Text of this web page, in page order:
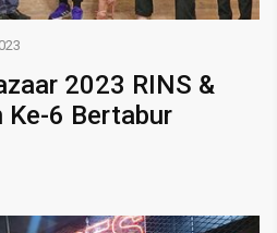
2023 RINS &
Ke-6 Bertabur